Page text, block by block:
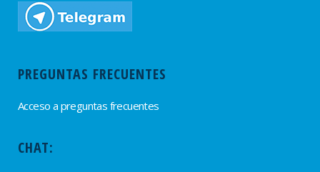
PREGUNTAS FRECUENTES
Acceso a preguntas frecuentes
CHAT: